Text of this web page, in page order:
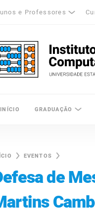
e Professores
Unicamp - Universidade
INÍCIO GRADUAÇÃO
EVENTOS
de